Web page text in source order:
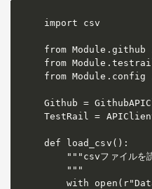
import csv
from
from
from
Github =
TestRail =
def load_csv():
"""csvファイルを読
    """
with